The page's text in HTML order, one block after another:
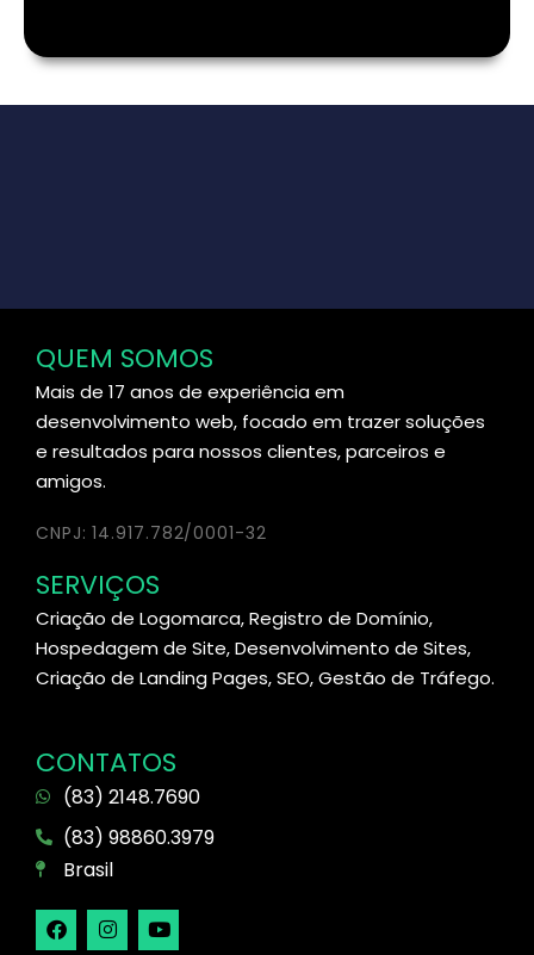
QUEM SOMOS
Mais de 17 anos de experiência em
desenvolvimento web, focado em trazer soluções
e resultados para nossos clientes, parceiros e
amigos.
CNPJ: 14.917.782/0001-32
SERVIÇOS
Criação de Logomarca, Registro de Domínio,
Hospedagem de Site, Desenvolvimento de Sites,
Criação de Landing Pages, SEO, Gestão de Tráfego.
CONTATOS
(83) 2148.7690
(83) 98860.3979
Brasil